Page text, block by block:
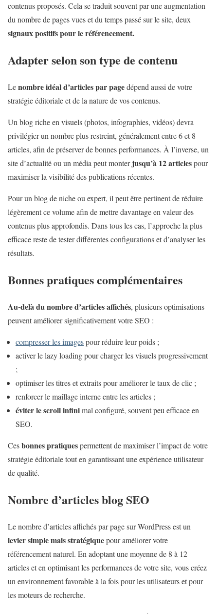
contenus proposés. Cela se traduit souvent par une augmentation
du nombre de pages vues et du temps passé sur le site, deux
signaux positifs pour le référencement.
Adapter selon son type de contenu
Lenombre idéal d’articles par pagedépend aussi de votre
stratégie éditoriale et de la nature de vos contenus.
Un blog riche en visuels (photos, infographies, vidéos) devra
privilégier un nombre plus restreint, généralement entre 6 et 8
articles, afin de préserver de bonnes performances. À l’inverse, un
site d’actualité ou un média peut monterjusqu’à 12 articlespour
maximiser la visibilité des publications récentes.
Pour un blog de niche ou expert, il peut être pertinent de réduire
légèrement ce volume afin de mettre davantage en valeur des
contenus plus approfondis. Dans tous les cas, l’approche la plus
efficace reste de tester différentes configurations et d’analyser les
résultats.
Bonnes pratiques complémentaires
Au-delà du nombre d’articles affichés, plusieurs optimisations
peuvent améliorer significativement votre SEO :
compresser les imagespour réduire leur poids ;
activer le lazy loading pour charger les visuels progressivement
;
optimiser les titres et extraits pour améliorer le taux de clic ;
renforcer le maillage interne entre les articles ;
éviter le scroll infinimal configuré, souvent peu efficace en
SEO.
Cesbonnes pratiquespermettent de maximiser l’impact de votre
stratégie éditoriale tout en garantissant une expérience utilisateur
de qualité.
Nombre d’articles blog SEO
Le nombre d’articles affichés par page sur WordPress est un
levier simple mais stratégiquepour améliorer votre
référencement naturel. En adoptant une moyenne de 8 à 12
articles et en optimisant les performances de votre site, vous créez
un environnement favorable à la fois pour les utilisateurs et pour
les moteurs de recherche.